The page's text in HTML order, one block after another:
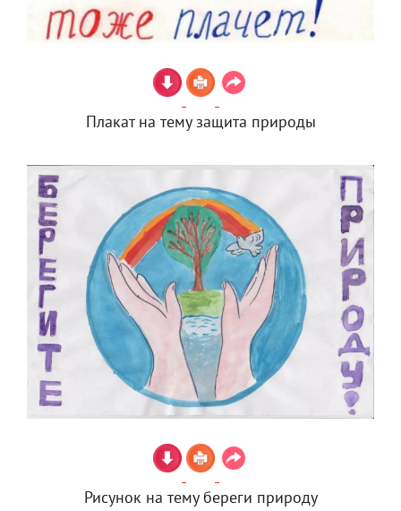
Плакат на тему защита природы
Рисунок на тему береги природу